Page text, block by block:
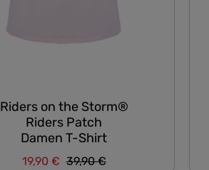
Riders on the Storm®
Riders Patch
Damen T-Shirt
Verkaufspreis:
19,90 € Regulärer Preis:
39,90 €